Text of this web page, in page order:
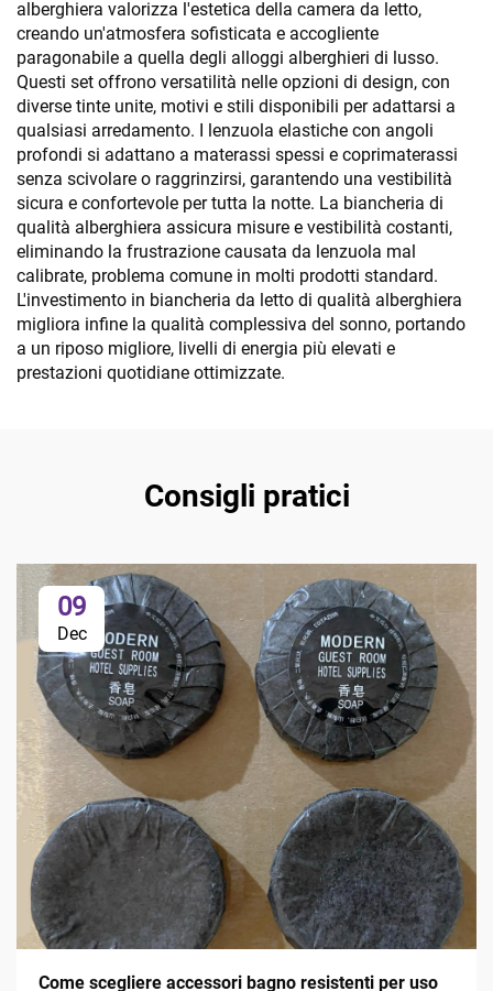
alberghiera valorizza l'estetica della camera da letto,
creando un'atmosfera sofisticata e accogliente
paragonabile a quella degli alloggi alberghieri di lusso.
Questi set offrono versatilità nelle opzioni di design, con
diverse tinte unite, motivi e stili disponibili per adattarsi a
qualsiasi arredamento. I lenzuola elastiche con angoli
profondi si adattano a materassi spessi e coprimaterassi
senza scivolare o raggrinzirsi, garantendo una vestibilità
sicura e confortevole per tutta la notte. La biancheria di
qualità alberghiera assicura misure e vestibilità costanti,
eliminando la frustrazione causata da lenzuola mal
calibrate, problema comune in molti prodotti standard.
L'investimento in biancheria da letto di qualità alberghiera
migliora infine la qualità complessiva del sonno, portando
a un riposo migliore, livelli di energia più elevati e
prestazioni quotidiane ottimizzate.
Consigli pratici
09
Dec
Come scegliere accessori bagno resistenti per uso